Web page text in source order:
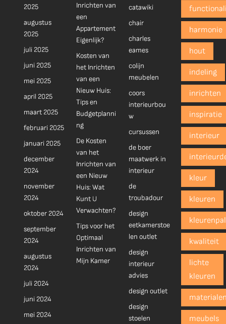
2025
augustus
2025
juli 2025
juni 2025
mei 2025
april 2025
maart 2025
februari 2025
januari 2025
december
2024
november
2024
oktober 2024
september
2024
augustus
2024
juli 2024
juni 2024
mei 2024
Inrichten van
een
Appartement
Eigenlijk?
Kosten van
het Inrichten
van een
Nieuw Huis:
Tips en
Budgetplanni
ng
De Kosten
van het
Inrichten van
een Nieuw
Huis: Wat
Kunt U
Verwachten?
Tips voor het
Optimaal
Inrichten van
Mijn Kamer
catawiki
chair
charles
eames
colijn
meubelen
coors
interieurbou
w
cursussen
de boer
maatwerk in
interieur
de
troubadour
design
eetkamerstoe
len outlet
design
interieur
advies
design outlet
design
stoelen
harmonie
hout
indeling
inrichten
inspiratie
interieur
kleur
kleuren
kwaliteit
lichte
kleuren
meubels